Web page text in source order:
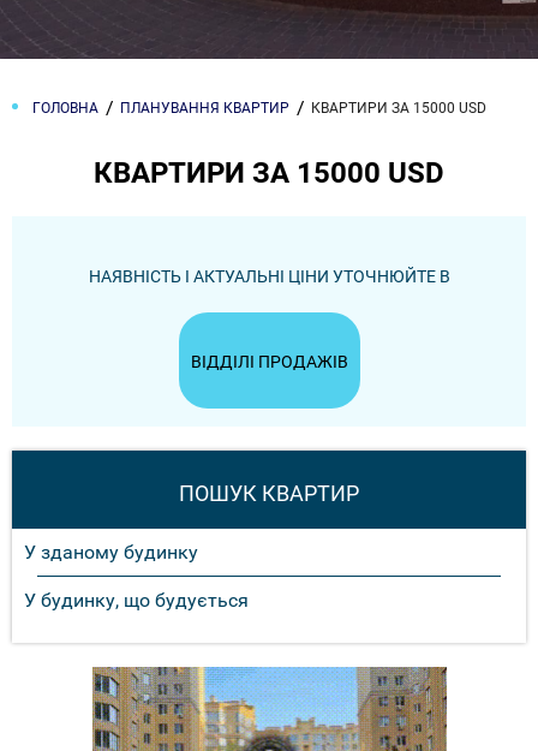
ГОЛОВНА ПЛАНУВАННЯ КВАРТИР КВАРТИРИ ЗА 15000 USD
КВАРТИРИ ЗА 15000 USD
НАЯВНІСТЬ І АКТУАЛЬНІ ЦІНИ УТОЧНЮЙТЕ В
ВІДДІЛІ ПРОДАЖІВ
ПОШУК КВАРТИР
У зданому будинку
У будинку, що будується